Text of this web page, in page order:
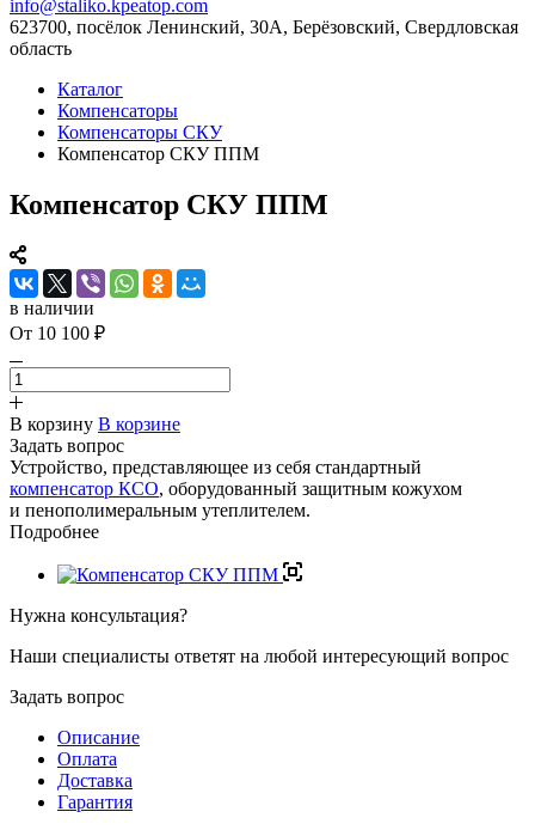
info@staliko.kpeatop.com
623700, посёлок Ленинский, 30А, Берёзовский, Свердловская
область
Каталог
Компенсаторы
Компенсаторы СКУ
Компенсатор СКУ ППМ
Компенсатор СКУ ППМ
в наличии
От 10 100 ₽
В корзину В корзине
Задать вопрос
Устройство, представляющее из себя стандартный
компенсатор КСО, оборудованный защитным кожухом
и пенополимеральным утеплителем.
Подробнее
Нужна консультация?
Наши специалисты ответят на любой интересующий вопрос
Задать вопрос
Описание
Оплата
Доставка
Гарантия